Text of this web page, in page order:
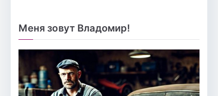
Меня зовут Владомир!